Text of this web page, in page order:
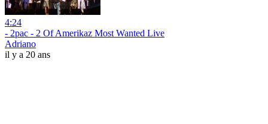
4:24
- 2pac - 2 Of Amerikaz Most Wanted Live
Adriano
il y a 20 ans